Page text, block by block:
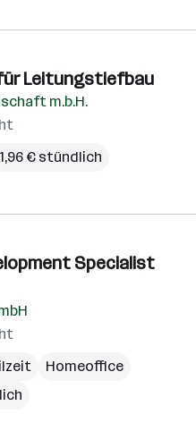
Leitungstiefbau
m.b.H.
€ stündlich
Specialist
Homeoffice